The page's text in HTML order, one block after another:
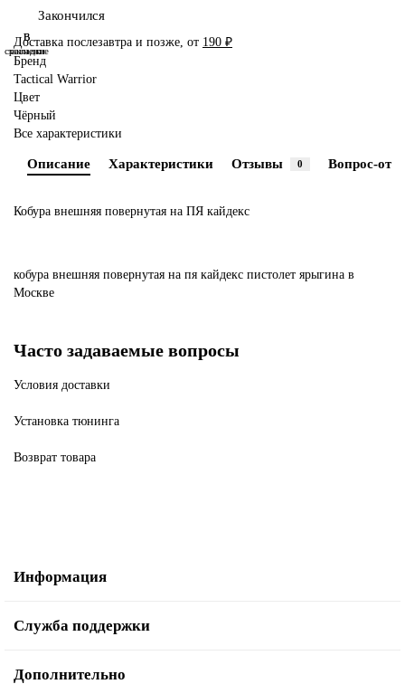
Закончился
В
закладки
В
сравнение
Доставка послезавтра и позже, от 190 ₽
Бренд
Tactical Warrior
Цвет
Чёрный
Все характеристики
Описание Характеристики Отзывы 0 Вопрос-
Кобура внешняя повернутая на ПЯ кайдекс
кобура внешняя повернутая на пя кайдекс пистолет ярыгина в
Москве
Часто задаваемые вопросы
Условия доставки
Установка тюнинга
Возврат товара
Информация
Служба поддержки
Дополнительно